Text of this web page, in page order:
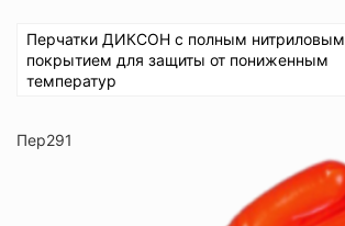
Перчатки ДИКСОН с полным нитриловым
покрытием для защиты от пониженным
температур
Пер291